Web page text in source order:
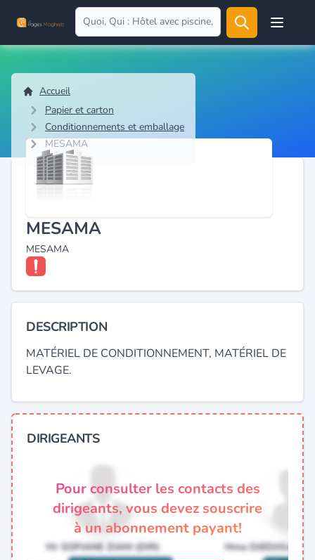
Open
Accueil
Papier et carton
Conditionnements et emballage
MESAMA
MESAMA
MESAMA
DESCRIPTION
MATÉRIEL DE CONDITIONNEMENT, MATÉRIEL DE
LEVAGE.
DIRIGEANTS
Pour consulter les contacts des
dirigeants, vous devez souscrire
à un abonnement payant!